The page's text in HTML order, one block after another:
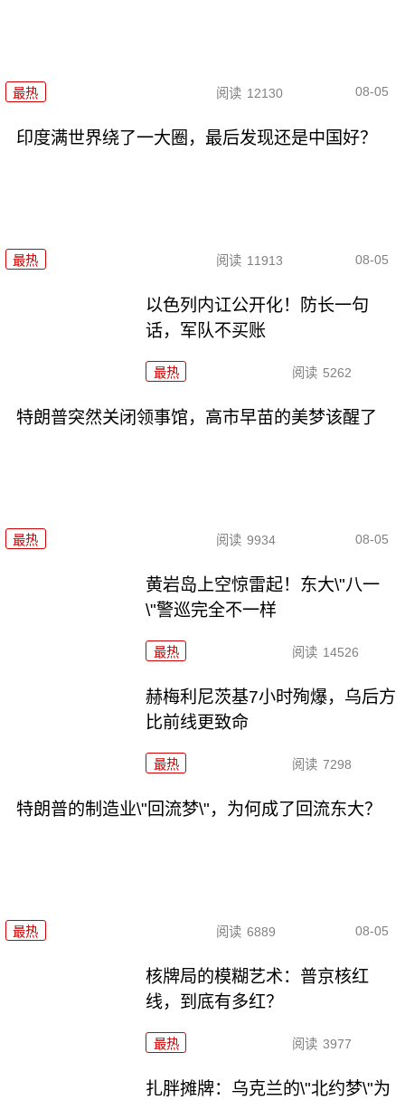
最热 阅读 12130 08-05
印度满世界绕了一大圈，最后发现还是中国好？
最热 阅读 11913 08-05
以色列内讧公开化！防长一句
话，军队不买账
最热 阅读 5262
特朗普突然关闭领事馆，高市早苗的美梦该醒了
最热 阅读 9934 08-05
黄岩岛上空惊雷起！东大\"八一
\"警巡完全不一样
最热 阅读 14526
赫梅利尼茨基7小时殉爆，乌后方
比前线更致命
最热 阅读 7298
特朗普的制造业\"回流梦\"，为何成了回流东大？
最热 阅读 6889 08-05
核牌局的模糊艺术：普京核红
线，到底有多红？
最热 阅读 3977
扎胖摊牌：乌克兰的\"北约梦\"为